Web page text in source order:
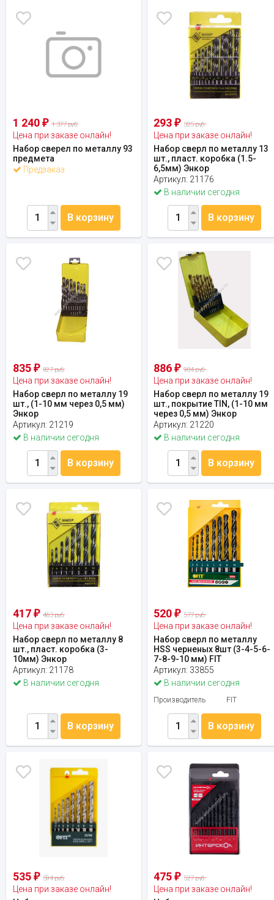
1 240 ₽ 1 377 руб.
Цена при заказе онлайн!
Набор сверел по металлу 93
предмета
Предзаказ
В корзину
293₽ 325 руб.
Цена при заказе онлайн!
Набор сверл по металлу 13
шт., пласт. коробка (1.5-
6,5мм) Энкор
Артикул: 21176
В наличии сегодня
В корзину
835 ₽ 927 руб.
Цена при заказе онлайн!
Набор сверл по металлу 19
шт., (1-10 мм через 0,5 мм)
Энкор
Артикул: 21219
В наличии сегодня
В корзину
886₽ 984 руб.
Цена при заказе онлайн!
Набор сверл по металлу 19
шт., покрытие TIN, (1-10 мм
через 0,5 мм) Энкор
Артикул: 21220
В наличии сегодня
В корзину
417 ₽ 463 руб.
Цена при заказе онлайн!
Набор сверл по металлу 8
шт., пласт. коробка (3-
10мм) Энкор
Артикул: 21178
В наличии сегодня
В корзину
520₽ 577 руб.
Цена при заказе онлайн!
Набор сверл по металлу
HSS черненых 8шт (3-4-5-6-
7-8-9-10 мм) FIT
Артикул: 33855
В наличии сегодня
Производитель FIT
В корзину
535 ₽ 594 руб.
Цена при заказе онлайн!
475₽ 527 руб.
Цена при заказе онлайн!